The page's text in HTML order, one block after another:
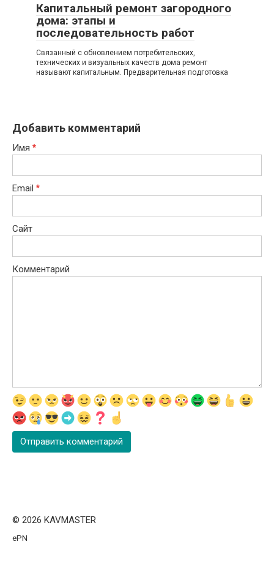
Капитальный ремонт загородного
дома: этапы и
последовательность работ
Связанный с обновлением потребительских,
технических и визуальных качеств дома ремонт
называют капитальным. Предварительная подготовка
Добавить комментарий
Имя *
Email *
Сайт
Комментарий
© 2026 KAVMASTER
ePN